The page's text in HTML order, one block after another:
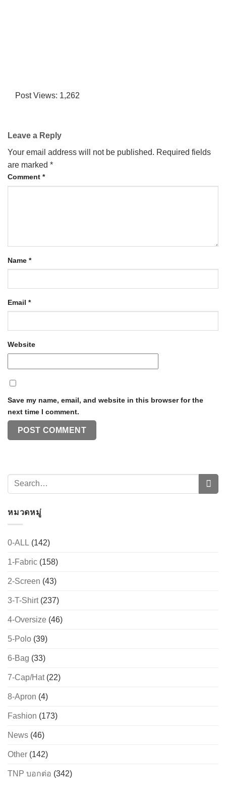
Post Views: 1,262
Leave a Reply
Your email address will not be published. Required fields
are marked *
Comment *
Name *
Email *
Website
Save my name, email, and website in this browser for the
next time I comment.
หมวดหมู่
0-ALL (142)
1-Fabric (158)
2-Screen (43)
3-T-Shirt(237)
4-Oversize (46)
5-Polo (39)
6-Bag (33)
7-Cap/Hat(22)
8-Apron (4)
Fashion (173)
News (46)
Other (142)
TNP บอกต่อ (342)